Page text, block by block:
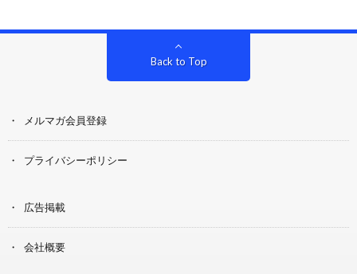
Back to Top
メルマガ会員登録
プライバシーポリシー
広告掲載
会社概要